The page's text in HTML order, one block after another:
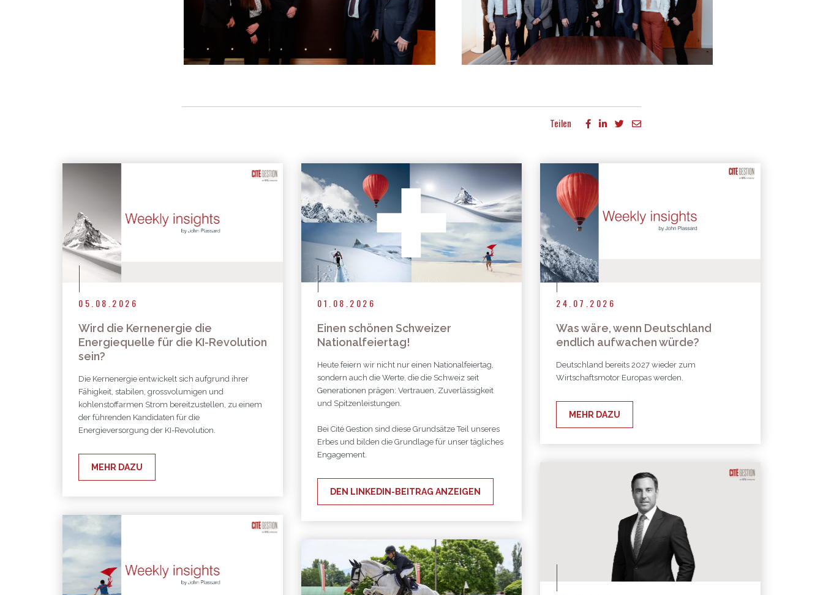
Teilen
Mehr Publikationen
05.08.2026
Wird die Kernenergie die
Energiequelle für die KI-Revolution
sein?
Die Kernenergie entwickelt sich aufgrund ihrer
Fähigkeit, stabilen, grossvolumigen und
kohlenstoffarmen Strom bereitzustellen, zu einem
der führenden Kandidaten für die
Energieversorgung der KI-Revolution.
MEHR DAZU
01.08.2026
Einen schönen Schweizer
Nationalfeiertag!
Heute feiern wir nicht nur einen Nationalfeiertag,
sondern auch die Werte, die die Schweiz seit
Generationen prägen: Vertrauen, Zuverlässigkeit
und Spitzenleistungen.
Bei Cité Gestion sind diese Grundsätze Teil unseres
Erbes und bilden die Grundlage für unser tägliches
Engagement.
DEN LINKEDIN-BEITRAG ANZEIGEN
24.07.2026
Was wäre, wenn Deutschland
endlich aufwachen würde?
Deutschland bereits 2027 wieder zum
Wirtschaftsmotor Europas werden.
MEHR DAZU